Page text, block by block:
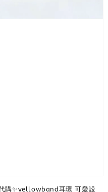
購✨yellowband耳環 可愛設